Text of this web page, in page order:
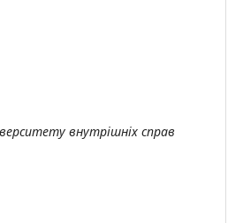
внутрішніх справ